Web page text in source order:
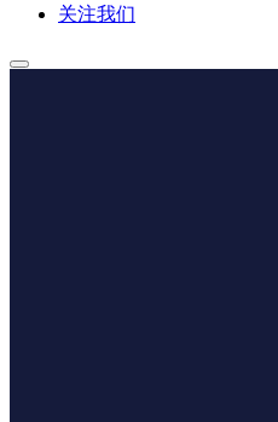
关注我们